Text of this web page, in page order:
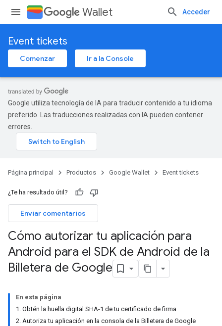
Wallet Acceder
Event tickets
Comenzar Ir a la Console
Google utiliza tecnología de IA para traducir contenido a tu idioma
preferido. Las traducciones realizadas con IA pueden contener
errores.
Página principal Productos Google Wallet Event tickets
¿Te ha resultado útil?
Enviar comentarios
Cómo autorizar tu aplicación para
Android para el SDK de Android de la
Billetera de Google
En esta página
1. Obtén la huella digital SHA-1 de tu certificado de firma
2. Autoriza tu aplicación en la consola de la Billetera de Google